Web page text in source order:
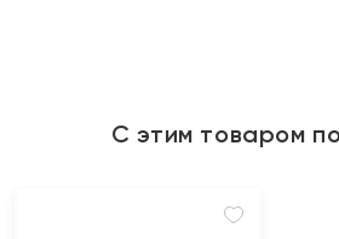
С этим товаром